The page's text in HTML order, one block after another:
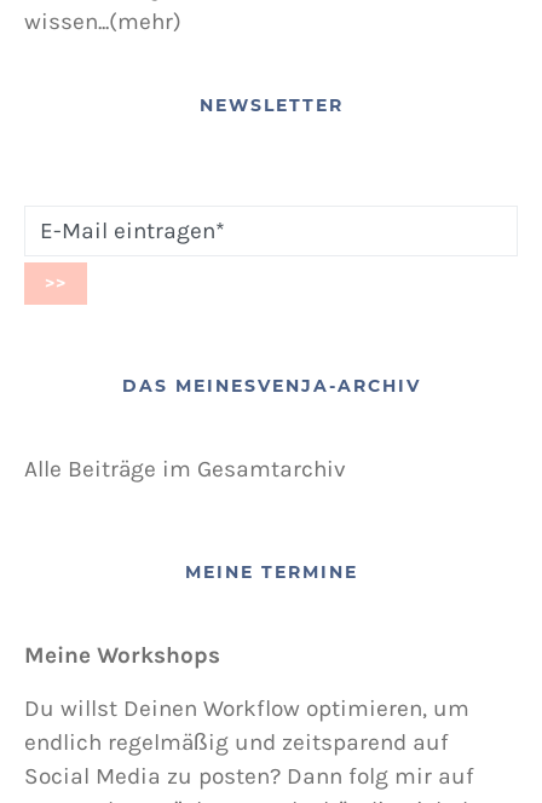
wissen...(mehr)
NEWSLETTER
DAS MEINESVENJA-ARCHIV
Alle Beiträge im Gesamtarchiv
MEINE TERMINE
Meine Workshops
Du willst Deinen Workflow optimieren, um
endlich regelmäßig und zeitsparend auf
Social Media zu posten? Dann folg mir auf